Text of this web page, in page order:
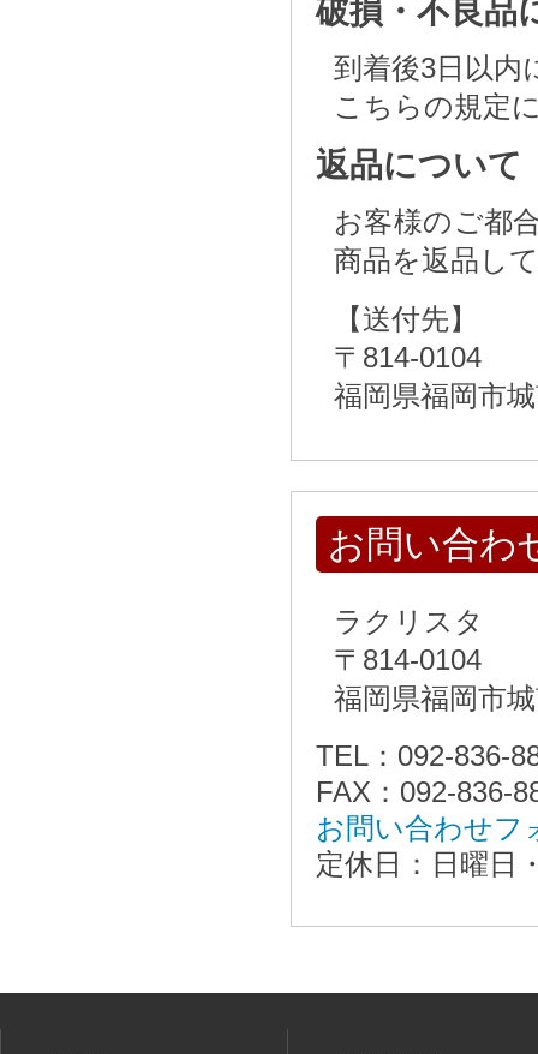
破損・不良品
到着後3日以内
こちらの規定
返品について
お客様のご都
商品を返品し
【送付先】
〒814-0104
福岡県福岡市
お問い合わ
ラクリスタ
〒814-0104
福岡県福岡市
TEL：092-836-
FAX：092-836-
お問い合わせフ
定休日：日曜日